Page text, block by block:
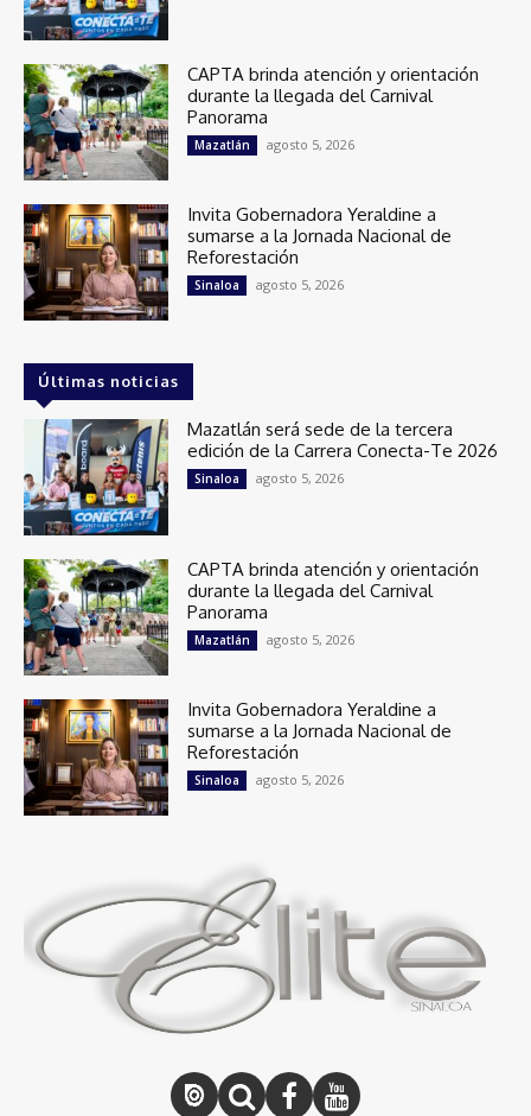
CAPTA brinda atención y orientación
durante la llegada del Carnival
Panorama
Mazatlán agosto 5, 2026
Invita Gobernadora Yeraldine a
sumarse a la Jornada Nacional de
Reforestación
Sinaloa agosto 5, 2026
Últimas noticias
Mazatlán será sede de la tercera
edición de la Carrera Conecta-Te 2026
Sinaloa agosto 5, 2026
CAPTA brinda atención y orientación
durante la llegada del Carnival
Panorama
Mazatlán agosto 5, 2026
Invita Gobernadora Yeraldine a
sumarse a la Jornada Nacional de
Reforestación
Sinaloa agosto 5, 2026